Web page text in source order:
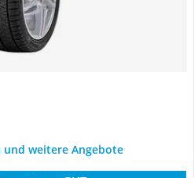
und weitere Angebote